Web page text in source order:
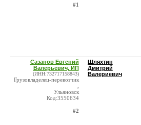
#1
Сазанов Евгений
Валерьевич, ИП
(ИНН:732717158843)
Грузовладелец-перевозчик
Ульяновск
Код:3550634
#2
Шляхтин
Дмитрий
Валериевич